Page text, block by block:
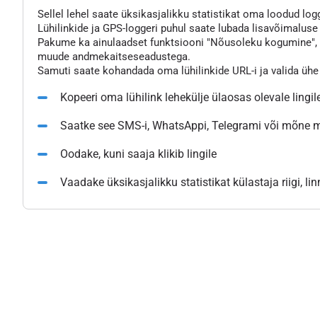
Sellel lehel saate üksikasjalikku statistikat oma loodud
Lühilinkide ja GPS-loggeri puhul saate lubada
Pakume ka ainulaadset funktsiooni "Nõusoleku
muude andmekaitseseadustega.
Samuti saate kohandada oma lühilinkide URL-i ja valida
Kopeeri oma lühilink lehekülje ülaosas olevale
Saatke see SMS-i, WhatsAppi, Telegrami või mõne
Oodake, kuni saaja klikib lingile
Vaadake üksikasjalikku statistikat külastaja riigi,